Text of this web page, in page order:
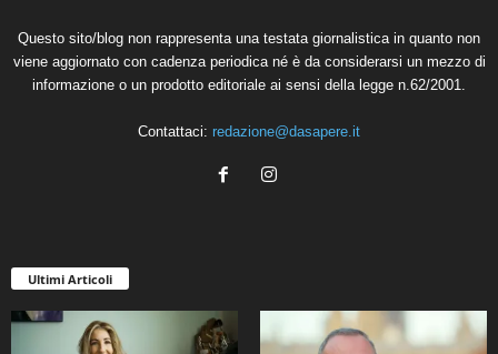
Questo sito/blog non rappresenta una testata giornalistica in quanto non
viene aggiornato con cadenza periodica né è da considerarsi un mezzo di
informazione o un prodotto editoriale ai sensi della legge n.62/2001.
Contattaci: redazione@dasapere.it
Ultimi Articoli